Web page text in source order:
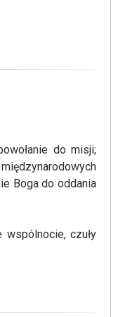
do misji;
Boga do oddania
czuły